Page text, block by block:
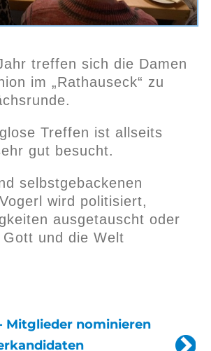
treffen sich die Damen
im „Rathauseck“ zu
Treffen ist allseits
gut besucht.
selbstgebackenen
wird politisiert,
ausgetauscht oder
und die Welt
Mitglieder nominieren